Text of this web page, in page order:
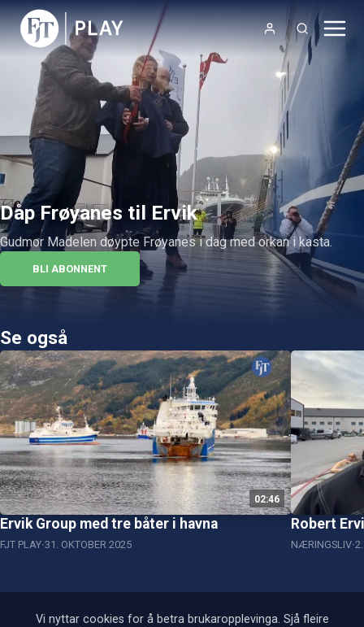
Dåp Frøyanes til Ervik
Gudmor Madelen døypte Frøyanes i dag med orkan i kasta.
BLI ABONNENT
Se også
02:46
Ervik Group med tre båter i havna
FJT PLAY 31. OKTOBER 2025
Robert
NÆRINGSLIV
Vi nyttar cookies for å betra brukaropplevinga. Sjå fleire